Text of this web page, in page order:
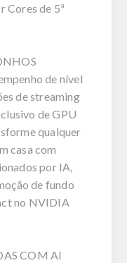
Cores de 5ª
de nível
de streaming
de GPU
qualquer
casa com
por IA,
de fundo
no NVIDIA
COM AI